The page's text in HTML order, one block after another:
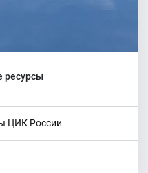
ресурсы
ЦИК России